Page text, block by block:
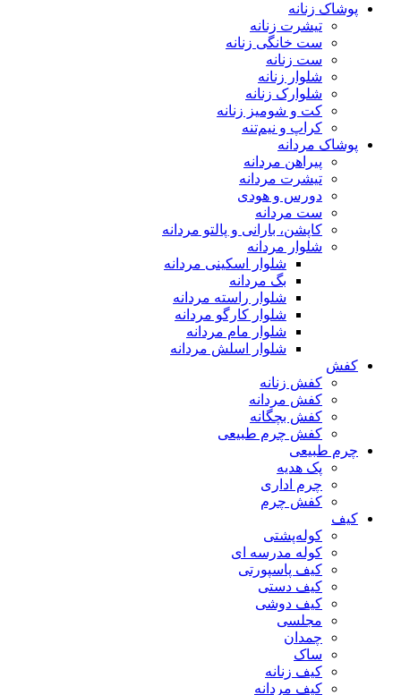
پوشاک زنانه
تیشرت زنانه
ست خانگی زنانه
ست زنانه
شلوار زنانه
شلوارک زنانه
کت و شومیز زنانه
کراپ و نیم‌تنه
پوشاک مردانه
پیراهن مردانه
تیشرت مردانه
دورس و هودی
ست مردانه
کاپشن، بارانی و پالتو مردانه
شلوار مردانه
شلوار اسکینی مردانه
بگ مردانه
شلوار راسته مردانه
شلوار کارگو مردانه
شلوار مام مردانه
شلوار اسلش مردانه
کفش
کفش زنانه
کفش مردانه
کفش بچگانه
کفش چرم طبیعی
چرم طبیعی
پک هدیه
چرم اداری
کفش چرم
کیف
کوله‌پشتی
کوله مدرسه ای
کیف پاسپورتی
کیف دستی
کیف دوشی
مجلسی
چمدان
ساک
کیف زنانه
کیف مردانه